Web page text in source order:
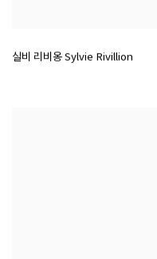
실비 리비옹 Sylvie Rivillion